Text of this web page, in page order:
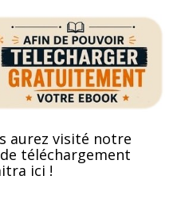
aurez visité notre
téléchargement
ici !